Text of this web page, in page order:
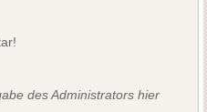
des Administrators hier